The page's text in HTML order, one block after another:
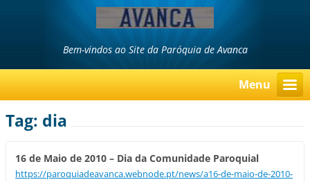
Bem-vindos ao Site da Paróquia de Avanca
Menu
Tag: dia
16 de Maio de 2010 – Dia da Comunidade Paroquial
https://paroquiadeavanca.webnode.pt/news/a16-de-maio-de-2010-